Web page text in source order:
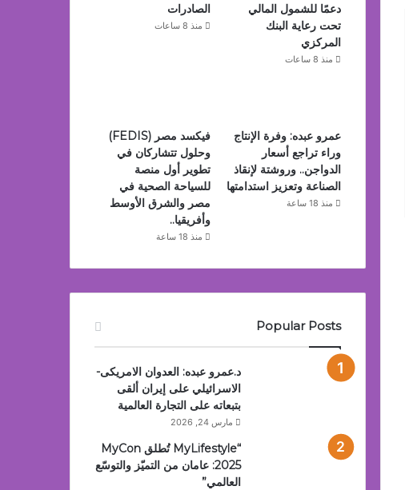
دعمًا للشمول المالي
تحت رعاية البنك
المركزي
منذ 8 ساعات
الصادرات
منذ 8 ساعات
عمرو عبده: وفرة الإنتاج
وراء تراجع أسعار
الدواجن.. وروشتة لإنقاذ
الصناعة وتعزيز استدامتها
منذ 18 ساعة
فيكسد مصر (FEDIS)
وحلول تتشاركان في
تطوير أول منصة
للسياحة الصحية في
مصر والشرق الأوسط
وأفريقيا..
منذ 18 ساعة
Popular Posts
د.عمرو عبده: العدوان الامريكى-
الاسرائيلي على إيران ألقى
بتبعاته على التجارة العالمية
مارس 24, 2026
“MyLifestyle تُطلق MyCon
2025: عامان من التميّز والتوسّع
العالمي”